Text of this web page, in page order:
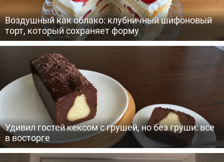
Воздушный как облако: клубничный шифоновый
торт, который сохраняет форму
Удивил гостей кексом с грушей, но без груши: все
в восторге